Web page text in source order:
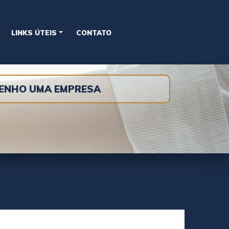
LINKS ÚTEIS CONTATO
UMA EMPRESA